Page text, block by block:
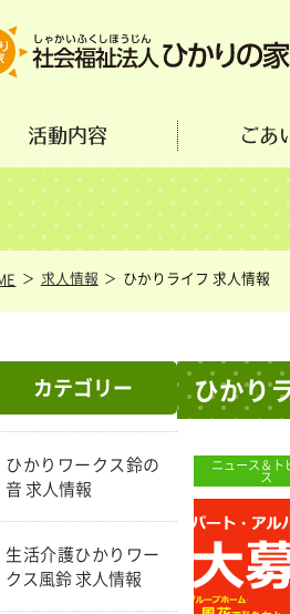
活動内容 ごあ
求人情報 ひかりライフ 求人情報
カテゴリー
ひかりワークス鈴の
音 求人情報
生活介護ひかりワー
クス風鈴 求人情報
ひかり
ニュース＆ト
ス